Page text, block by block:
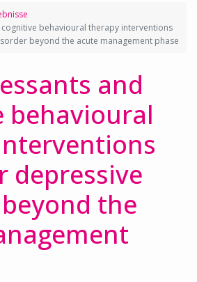
behavioural therapy interventions
beyond the acute management phase
and
behavioural
depressive
the